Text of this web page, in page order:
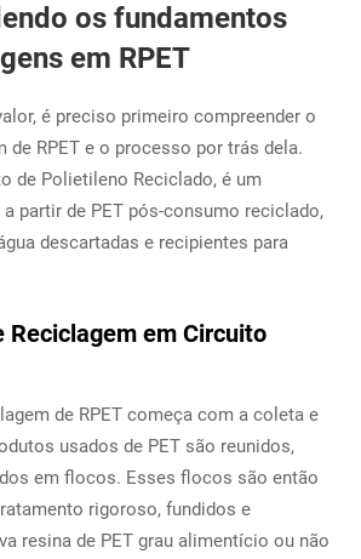
os fundamentos
em RPET
é preciso primeiro compreender o
de RPET e o processo por trás dela.
de Polietileno Reciclado, é um
partir de PET pós-consumo reciclado,
descartadas e recipientes para
Reciclagem em Circuito
de RPET começa com a coleta e
usados de PET são reunidos,
em flocos. Esses flocos são então
rigoroso, fundidos e
resina de PET grau alimentício ou não